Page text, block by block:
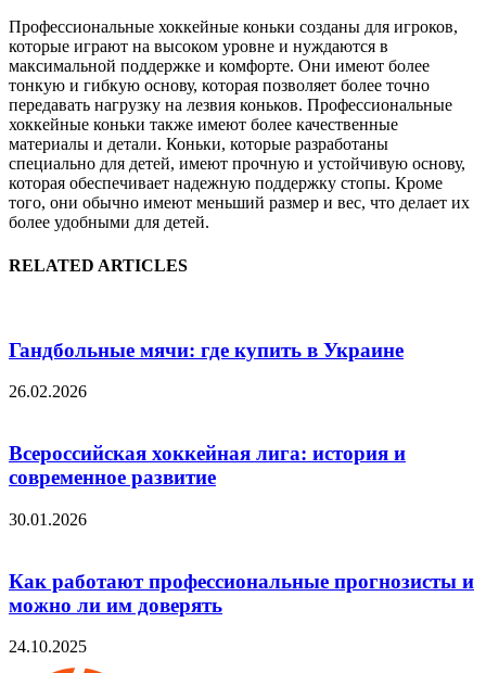
Профессиональные хоккейные коньки созданы для игроков,
которые играют на высоком уровне и нуждаются в
максимальной поддержке и комфорте. Они имеют более
тонкую и гибкую основу, которая позволяет более точно
передавать нагрузку на лезвия коньков. Профессиональные
хоккейные коньки также имеют более качественные
материалы и детали. Коньки, которые разработаны
специально для детей, имеют прочную и устойчивую основу,
которая обеспечивает надежную поддержку стопы. Кроме
того, они обычно имеют меньший размер и вес, что делает их
более удобными для детей.
RELATED ARTICLES
Гандбольные мячи: где купить в Украине
26.02.2026
Всероссийская хоккейная лига: история и
современное развитие
30.01.2026
Как работают профессиональные прогнозисты и
можно ли им доверять
24.10.2025